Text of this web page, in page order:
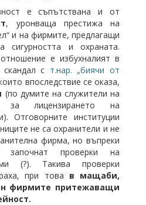
е съпътствана и от
, уронваща престижа на
и на фирмите, предлагащи
сигурността и охраната.
е избухналият в
с т.нар. „биячи от
впоследствие се оказа,
(по думите на служители на
лицензирането на
Отговорните институции
не са охранители и не
фирма, но въпреки
проверки на
(?). Такива проверки
при това в мащаби,
фирмите притежаващи